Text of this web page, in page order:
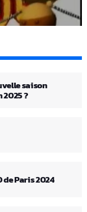
saison
?
de Paris 2024